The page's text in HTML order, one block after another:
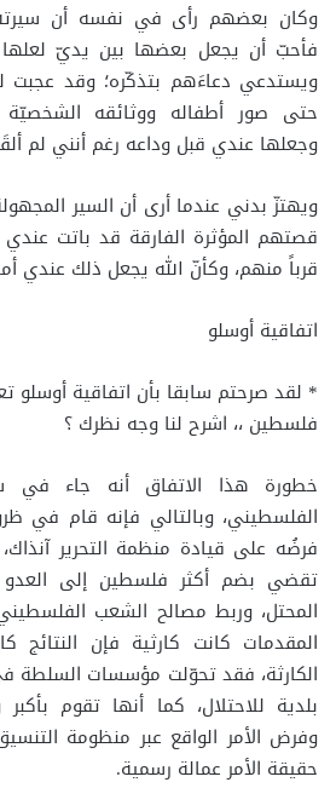
وكان بعضهم رأى في نفسه أن
فأحبّ أن يجعل بعضها بين يديّ
ويستدعي دعاءَهم بتذكّره؛ وقد
حتى صور أطفاله ووثائقه الشخصيّة
وجعلها عندي قبل وداعه رغم أنني لم
ويهتزّ بدني عندما أرى أن السير
قصتهم المؤثرة الفارقة قد باتت
قرباً منهم، وكأنّ الله يجعل ذلك عندي
اتفاقية أوسلو
* لقد صرحتم سابقا بأن اتفاقية أوسلو
فلسطين ،، اشرح لنا وجه نظرك ؟
خطورة هذا الاتفاق أنه جاء في
الفلسطيني، وبالتالي فإنه قام في
فرضُه على قيادة منظمة التحرير
تقضي بضم أكثر فلسطين إلى العدو
المحتل، وربط مصالح الشعب
المقدمات كانت كارثية فإن
الكارثة، فقد تحوّلت مؤسسات السلطة
بلدية للاحتلال، كما أنها تقوم
وفرض الأمر الواقع عبر منظومة
حقيقة الأمر عمالة رسمية.